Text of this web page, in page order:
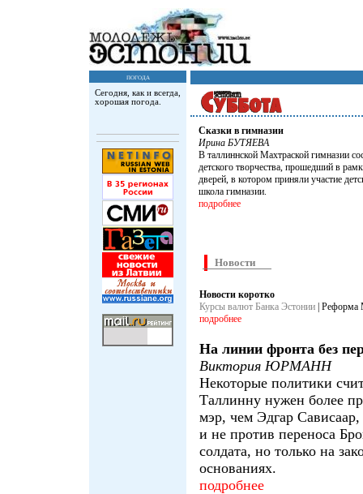
погода
Сегодня, как и всегда,
хорошая погода.
Сказки в гимназии
Ирина БУТЯЕВА
В таллиннской Махтраской гимназии
детского творчества, прошедший в
дверей, в котором приняли участие
школа гимназии.
подробнее
Новости
Новости коротко
Куpсы валют Банка Эстонии | Реформа
подробнее
На линии фронта без
Виктория ЮРМАНН
Некоторые политики
Таллинну нужен более
мэр, чем Эдгар
и не против переноса
солдата, но только на
основаниях.
подробнее